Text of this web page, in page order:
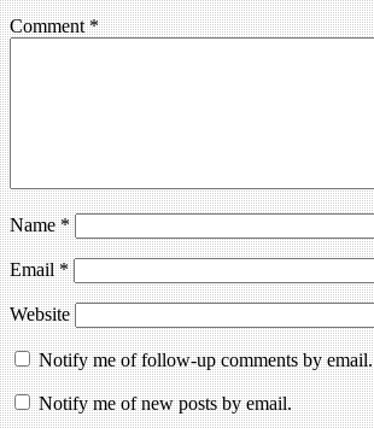
Comment*
Name*
Email*
Website
Notify me of follow-up comments by email.
Notify me of new posts by email.